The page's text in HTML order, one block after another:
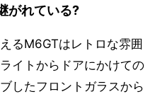
がれている?
るM6GTはレトロな雰囲
イトからドアにかけての
したフロントガラスから